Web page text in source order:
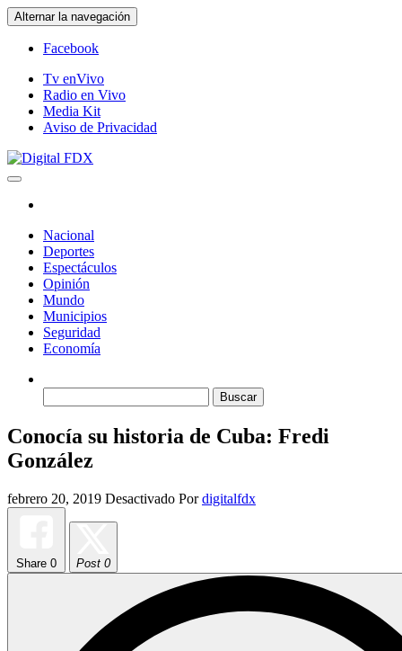
Saltar
al
contenido
Alternar la navegación
Facebook
Tv enVivo
Radio en Vivo
Media Kit
Aviso de Privacidad
Nacional
Deportes
Espectáculos
Opinión
Mundo
Municipios
Seguridad
Economía
Conocía su historia de Cuba: Fredi
González
febrero 20, 2019 Desactivado Por digitalfdx
Share 0 Post 0